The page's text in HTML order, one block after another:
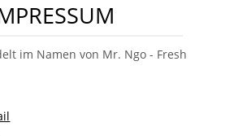
im Namen von Mr. Ngo - Fresh